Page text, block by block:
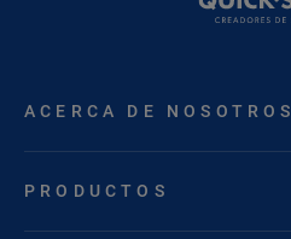
ACERCA DE NOSOTROS
PRODUCTOS